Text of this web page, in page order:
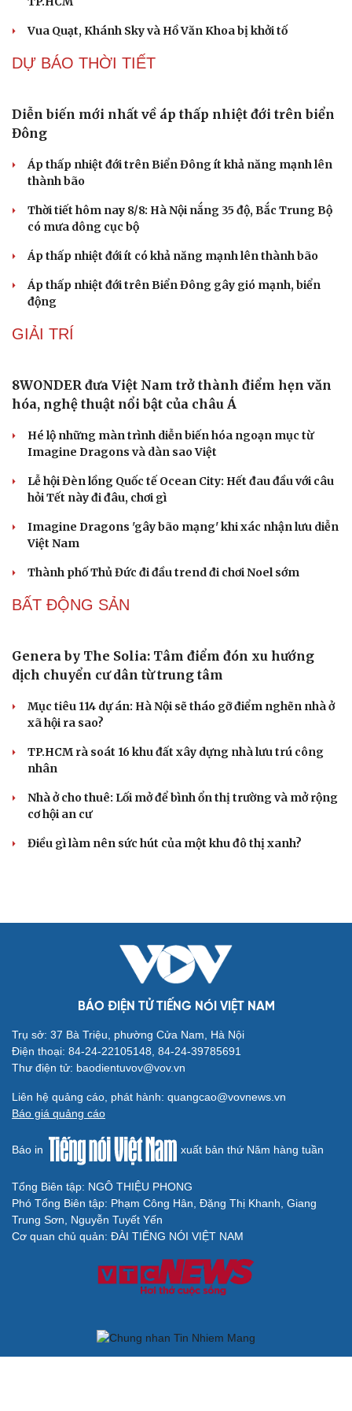
Cải chính
Indonesia ASEAN Cup 2026
Nhận định ĐT Singapore vs ĐT Indonesia: Cuộc chiến ở
thế chân tường
TIN NÓNG
Khởi tố vụ án buôn bán hàng nghìn sản phẩm giả
Bắt khẩn cấp bảo mẫu trong vụ hai trẻ nhỏ bị bạo hành
tại TP.HCM
Bổ sung thẩm quyền xử phạt vi phạm hành chính với
nhiều chức danh
Công an xử lý vụ bảo mẫu có hành vi bạo hành trẻ em tại
TP.HCM
DỰ BÁO THỜI TIẾT
Diễn biến mới nhất về áp thấp nhiệt đới trên biển
Đông
Áp thấp nhiệt đới trên Biển Đông ít khả năng mạnh lên
Thời tiết hôm nay 8/8: Hà Nội nắng 35 độ, Bắc Trung Bộ
có mưa dông cục bộ
Áp thấp nhiệt đới ít có khả năng mạnh lên thành bão
GIẢI TRÍ
8WONDER đưa Việt Nam trở thành điểm hẹn văn
Hé lộ những màn trình diễn biến hóa ngoạn mục từ
Imagine Dragons và dàn sao Việt
Lễ hội Đèn lồng Quốc tế Ocean City: Hết đau đầu với câu
hỏi Tết này đi đâu, chơi gì
BẤT ĐỘNG SẢN
Genera by The Solia: Tâm điểm đón xu hướng
dịch chuyển cư dân từ trung tâm
Mục tiêu 114 dự án: Hà Nội sẽ tháo gỡ điểm nghẽn nhà ở
xã hội ra sao?
nhân
Nhà ở cho thuê: Lối mở để bình ổn thị trường và mở rộng
cơ hội an cư
Điều gì làm nên sức hút của một khu đô thị xanh?
BÁO ĐIỆN TỬ TIẾNG NÓI VIỆT NAM